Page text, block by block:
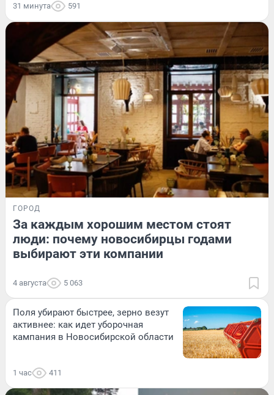
31 минута 591
ГОРОД
За каждым хорошим местом стоят
люди: почему новосибирцы годами
выбирают эти компании
4 августа 5 063
Поля убирают быстрее, зерно везут
активнее: как идет уборочная
кампания в Новосибирской области
1 час 411